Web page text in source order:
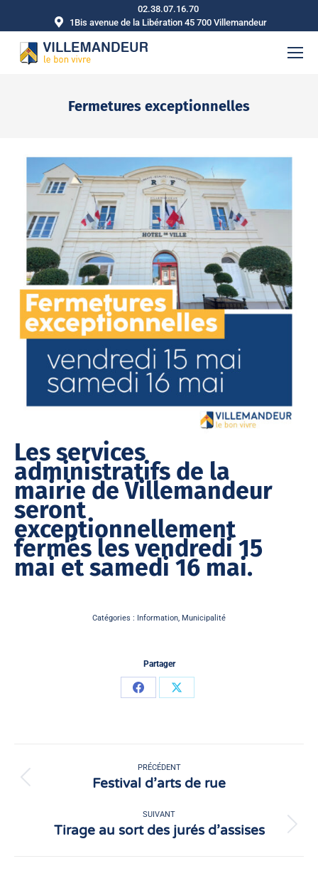
02.38.07.16.70
1Bis avenue de la Libération 45 700 Villemandeur
Fermetures exceptionnelles
Les services
administratifs de la
mairie de Villemandeur
seront
exceptionnellement
fermés les vendredi 15
mai et samedi 16 mai.
Catégories : Information, Municipalité
Partager
PartagerPartager
article
PRÉCÉDENT
Article
Festival d’arts de rue
SUIVANT
Article
Tirage au sort des jurés d’assises